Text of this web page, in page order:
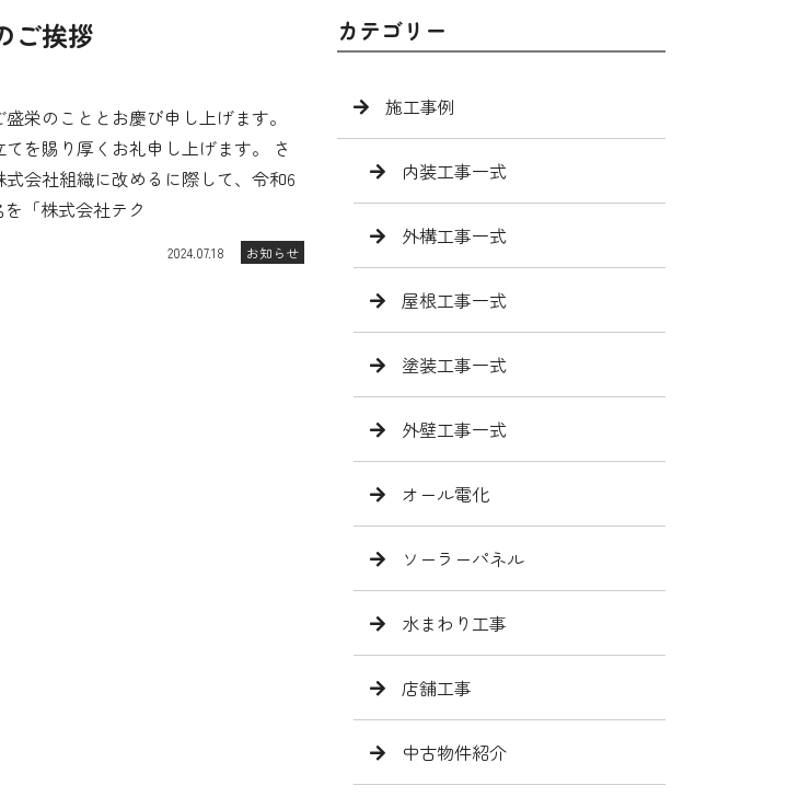
ご挨拶
栄のこととお慶び申し上げます。
を賜り厚くお礼申し上げます。 さ
会社組織に改めるに際して、令和6
「株式会社テク
2024.07.18 お知らせ
カテゴリー
施工事例
内装工事一式
外構工事一式
屋根工事一式
塗装工事一式
外壁工事一式
オール電化
ソーラーパネル
水まわり工事
店舗工事
中古物件紹介